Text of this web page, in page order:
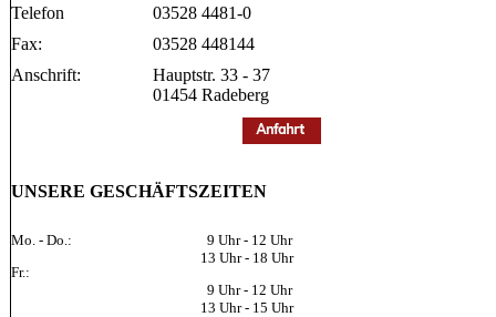
Telefon
03528 4481-0
Fax:
03528 448144
Anschrift:
Hauptstr. 33 - 37
01454 Radeberg
UNSERE GESCHÄFTSZEITEN
Mo. - Do.:
Fr.:
9 Uhr - 12 Uhr
13 Uhr - 18 Uhr
9 Uhr - 12 Uhr
13 Uhr - 15 Uhr